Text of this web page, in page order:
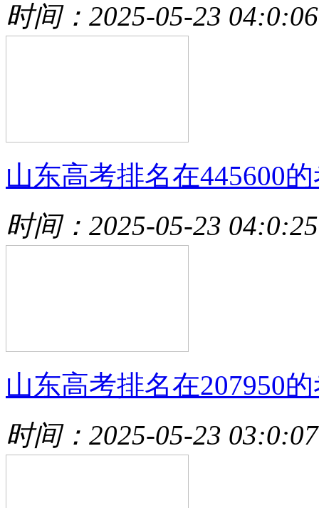
时间：2025-05-23 04:0:06
山东高考排名在445600
时间：2025-05-23 04:0:25
山东高考排名在207950
时间：2025-05-23 03:0:07